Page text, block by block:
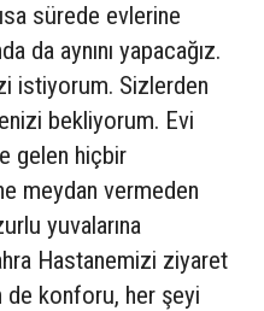
sürede evlerine
da aynını yapacağız.
istiyorum. Sizlerden
bekliyorum. Evi
gelen hiçbir
meydan vermeden
yuvalarına
Hastanemizi ziyaret
de konforu, her şeyi